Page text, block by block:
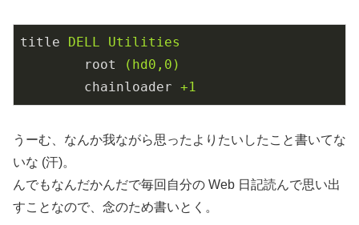
title
DELL Utilities
root
(hd0,0)
chainloader +1
うーむ、なんか我ながら思ったよりたいしたこと書いてな
いな (汗)。
んでもなんだかんだで毎回自分の Web 日記読んで思い出
すことなので、念のため書いとく。